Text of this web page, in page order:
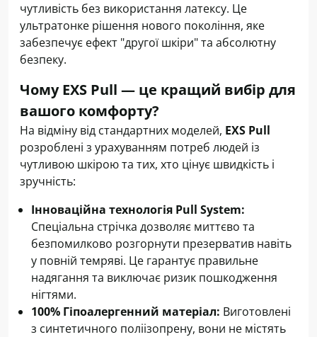
чутливість без використання латексу. Це
ультратонке рішення нового покоління, яке
забезпечує ефект "другої шкіри" та абсолютну
безпеку.
Чому EXS Pull — це кращий вибір для
вашого комфорту?
На відміну від стандартних моделей, EXS Pull
розроблені з урахуванням потреб людей із
чутливою шкірою та тих, хто цінує швидкість і
зручність:
Інноваційна технологія Pull System:
Спеціальна стрічка дозволяє миттєво та
безпомилково розгорнути презерватив навіть
у повній темряві. Це гарантує правильне
надягання та виключає ризик пошкодження
нігтями.
100% Гіпоалергенний матеріал: Виготовлені
з синтетичного поліізопрену, вони не містять